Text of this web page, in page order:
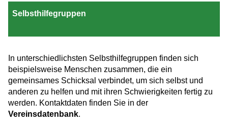
Selbsthilfegruppen
In unterschiedlichsten Selbsthilfegruppen finden sich
beispielsweise Menschen zusammen, die ein
gemeinsames Schicksal verbindet, um sich selbst und
anderen zu helfen und mit ihren Schwierigkeiten fertig zu
werden. Kontaktdaten finden Sie in der
Vereinsdatenbank.